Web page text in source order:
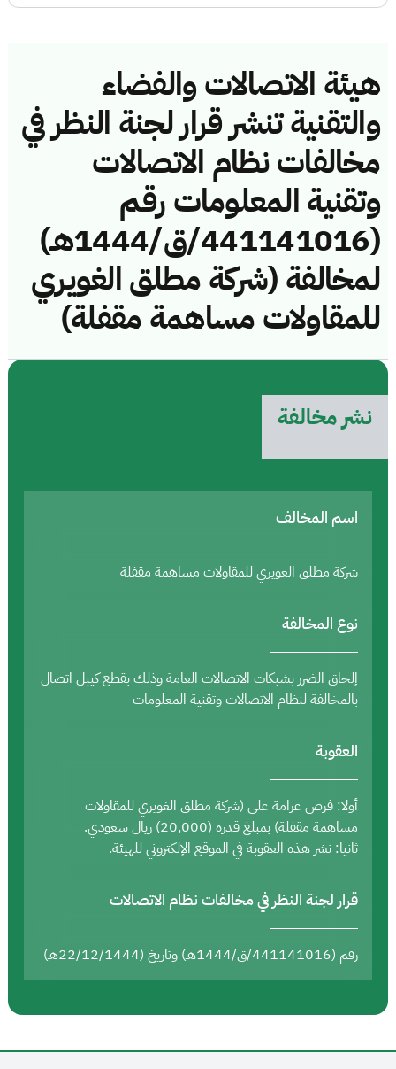
هيئة الاتصالات والفضاء
والتقنية تنشر قرار لجنة النظر في
مخالفات نظام الاتصالات
وتقنية المعلومات رقم
(441141016/ق/1444هـ)
لمخالفة (شركة مطلق الغويري
للمقاولات مساهمة مقفلة)
نشر مخالفة
اسم المخالف
شركة مطلق الغويري للمقاولات مساهمة مقفلة
نوع المخالفة
إلحاق الضرر بشبكات الاتصالات العامة وذلك بقطع كيبل اتصال
بالمخالفة لنظام الاتصالات وتقنية المعلومات
العقوبة
أولا: فرض غرامة على (شركة مطلق الغويري للمقاولات
مساهمة مقفلة) بمبلغ قدره (20,000) ريال سعودي.
ثانيا: نشر هذه العقوبة في الموقع الإلكتروني للهيئة.
قرار لجنة النظر في مخالفات نظام الاتصالات
رقم (441141016/ق/1444هـ) وتاريخ (22/12/1444هـ)